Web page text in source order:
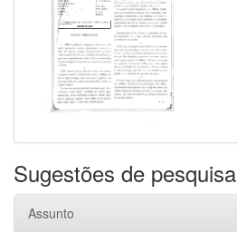
Sugestões de pesquisa
Assunto